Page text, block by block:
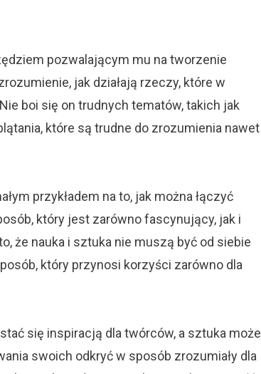
pozwalającym mu na tworzenie
jak działają rzeczy, które w
boi się on trudnych tematów, takich jak
które są trudne do zrozumienia nawet
przykładem na to, jak można łączyć
który jest zarówno fascynujący, jak i
że nauka i sztuka nie muszą być od siebie
który przynosi korzyści zarówno dla
się inspiracją dla twórców, a sztuka może
swoich odkryć w sposób zrozumiały dla